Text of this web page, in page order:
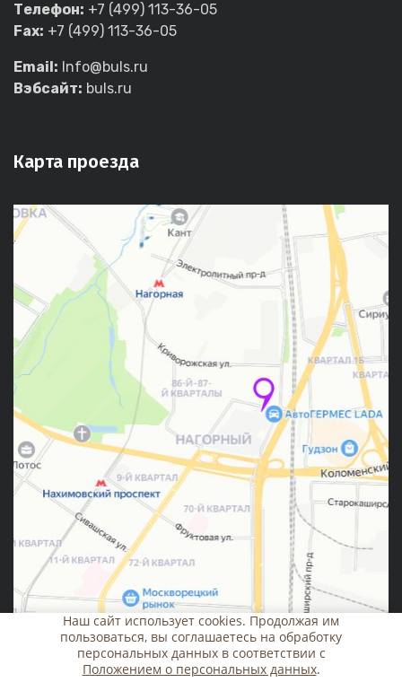
Телефон: +7 (499) 113-36-05
Fax: +7 (499) 113-36-05
Email: Info@buls.ru
Вэбсайт: buls.ru
Карта проезда
Наш сайт использует cookies. Продолжая им
пользоваться, вы соглашаетесь на обработку
персональных данных в соответствии с
Положением о персональных данных.